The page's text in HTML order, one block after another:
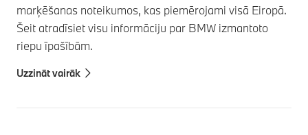
marķēšanas noteikumos, kas piemērojami visā Eiropā.
Šeit atradīsiet visu informāciju par BMW izmantoto
riepu īpašībām.
Uzzināt vairāk